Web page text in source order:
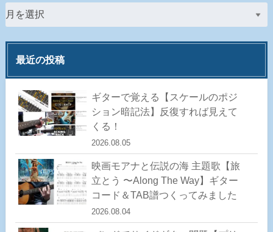
最近の投稿
ギターで覚える【スケールのポジ
ション暗記法】反復すれば見えて
くる！
2026.08.05
映画モアナと伝説の海 主題歌【旅
立とう 〜Along The Way】ギター
コード＆TAB譜つくってみました
2026.08.04